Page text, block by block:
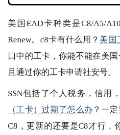
美国EAD卡种类是C8/A5/
Renew。c8卡有什么用？ 美国
口中的工卡，你能不能在美
且通过你的工卡申请社安号。
SSN包括了个人税务，信用
（工卡）过期了怎么办 ？一
C8，更新的还要是C8才行，